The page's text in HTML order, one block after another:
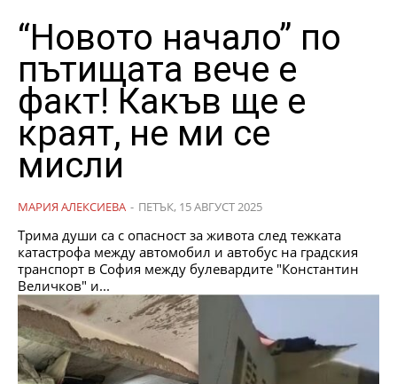
“Новото начало” по
пътищата вече е
факт! Какъв ще е
краят, не ми се
мисли
МАРИЯ АЛЕКСИЕВА - ПЕТЪК, 15 АВГУСТ 2025
Трима души са с опасност за живота след тежката
катастрофа между автомобил и автобус на градския
транспорт в София между булевардите "Константин
Величков" и...